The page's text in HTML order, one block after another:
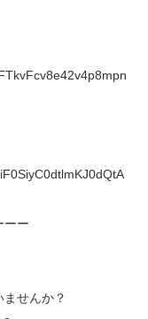
ーー
せんか？